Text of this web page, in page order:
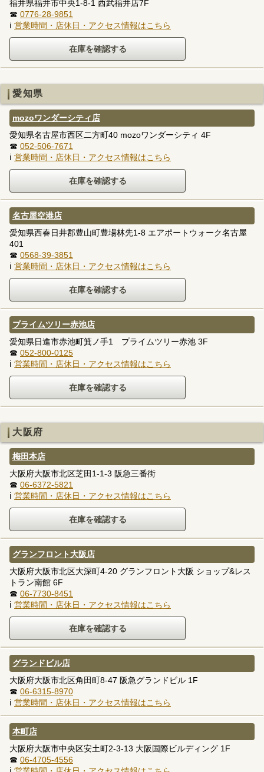
福井県福井市中央1-8-1 西武福井店7F
☎ 0776-28-9851
ℹ 営業時間・店休日・アクセス情報はこちら
愛知県
mozoワンダーシティ店
愛知県名古屋市西区二方町40 mozoワンダーシティ 4F
☎ 052-506-7671
ℹ 営業時間・店休日・アクセス情報はこちら
名古屋空港店
愛知県西春日井郡豊山町豊場林先1-8 エアポートウォーク名古屋
401
☎ 0568-39-3851
ℹ 営業時間・店休日・アクセス情報はこちら
プライムツリー赤池店
愛知県日進市赤池町箕ノ手1 プライムツリー赤池 3F
☎ 052-800-0125
ℹ 営業時間・店休日・アクセス情報はこちら
大阪府
梅田本店
大阪府大阪市北区芝田1-1-3 阪急三番街
☎ 06-6372-5821
ℹ 営業時間・店休日・アクセス情報はこちら
グランフロント大阪店
大阪府大阪市北区大深町4-20 グランフロント大阪 ショップ&レス
トラン南館 6F
☎ 06-7730-8451
ℹ 営業時間・店休日・アクセス情報はこちら
グランドビル店
大阪府大阪市北区角田町8-47 阪急グランドビル 1F
☎ 06-6315-8970
ℹ 営業時間・店休日・アクセス情報はこちら
本町店
大阪府大阪市中央区安土町2-3-13 大阪国際ビルディング 1F
☎ 06-4705-4556